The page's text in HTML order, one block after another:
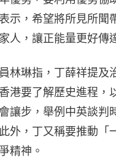
示，希望將所見所聞
人，讓正能量更好傳
林琳指，丁薛祥提及
港要了解歷史進程，
讓步，舉例中英談判
外，丁又稱要推動「
精神。